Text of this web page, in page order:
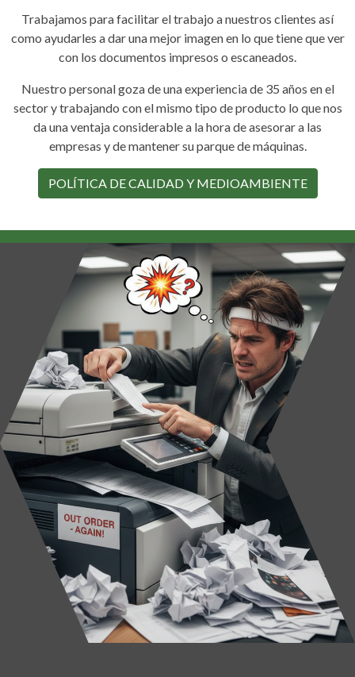
Trabajamos para facilitar el trabajo a nuestros clientes así
como ayudarles a dar una mejor imagen en lo que tiene que ver
con los documentos impresos o escaneados.
Nuestro personal goza de una experiencia de 35 años en el
sector y trabajando con el mismo tipo de producto lo que nos
da una ventaja considerable a la hora de asesorar a las
empresas y de mantener su parque de máquinas.
POLÍTICA DE CALIDAD Y MEDIOAMBIENTE